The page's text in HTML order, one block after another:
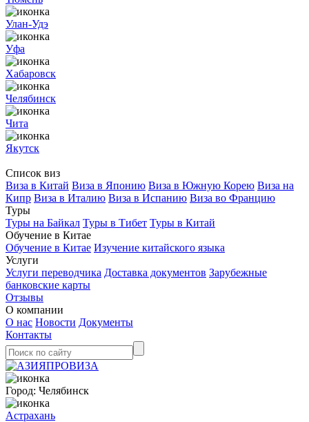
Улан-Удэ
Уфа
Хабаровск
Челябинск
Чита
Якутск
Список виз
Виза в Китай Виза в Японию Виза в Южную Корею Виза на
Кипр Виза в Италию Виза в Испанию Виза во Францию
Туры
Туры на Байкал Туры в Тибет Туры в Китай
Обучение в Китае
Обучение в Китае Изучение китайского языка
Услуги
Услуги переводчика Доставка документов Зарубежные
банковские карты
Отзывы
О компании
О нас Новости Документы
Контакты
Город: Челябинск
Астрахань